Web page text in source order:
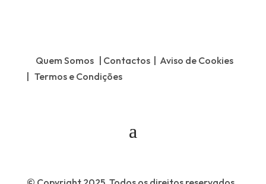
Quem Somos | Contactos | Aviso de Cookies
| Termos e Condições